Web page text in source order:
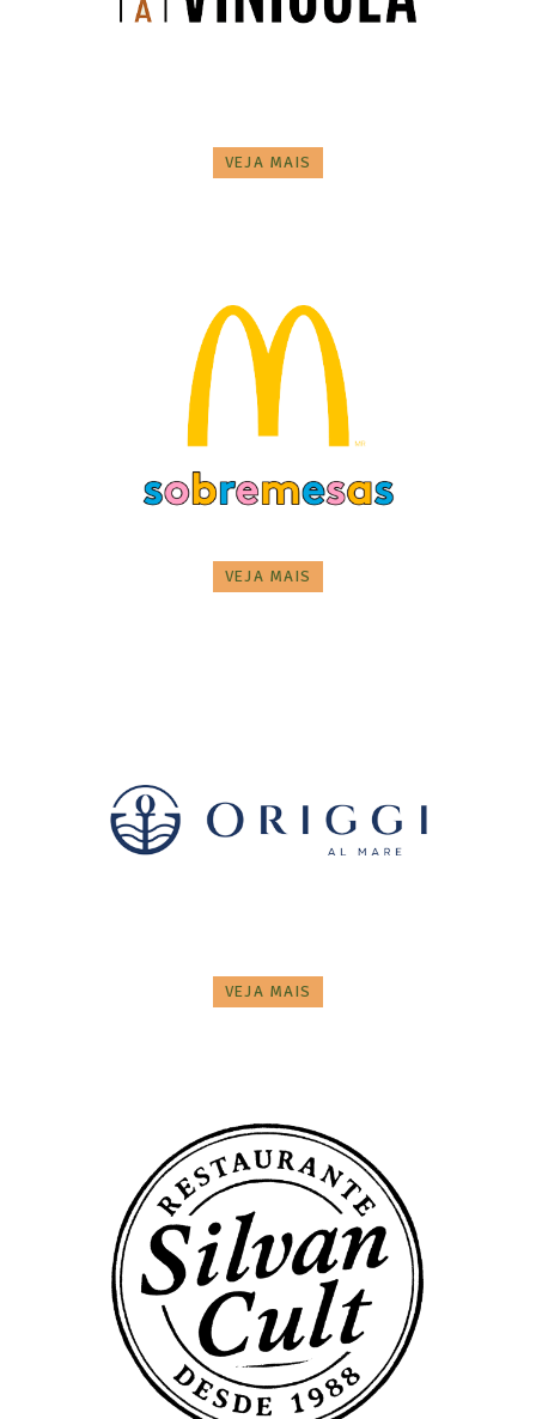
VEJA MAIS
VEJA MAIS
VEJA MAIS